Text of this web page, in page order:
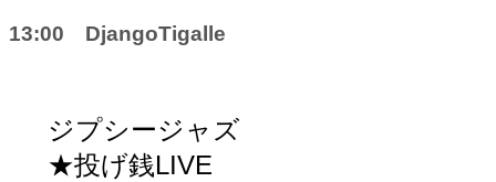
13:00 DjangoTigalle
ジプシージャズ
★投げ銭LIVE